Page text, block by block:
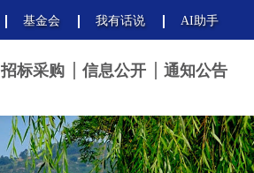
基金会 我有话说 AI助手
招标采购 信息公开 通知公告